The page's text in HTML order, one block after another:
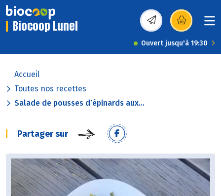
Biocoop Lunel (s’ouvre dans une
Ouvert jusqu'à 19:30
Accueil
Toutes nos recettes
Salade de pousses d’épinards aux...
Partager sur